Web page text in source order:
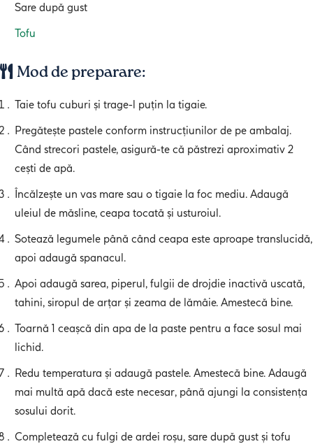
Sare după gust
Tofu
Mod de preparare:
Taie tofu cuburi și trage-l puțin la tigaie.
Pregătește pastele conform instrucțiunilor de pe ambalaj.
Când strecori pastele, asigură-te că păstrezi aproximativ 2
cești de apă.
Încălzește un vas mare sau o tigaie la foc mediu. Adaugă
uleiul de măsline, ceapa tocată și usturoiul.
Sotează legumele până când ceapa este aproape translucidă,
apoi adaugă spanacul.
Apoi adaugă sarea, piperul, fulgii de drojdie inactivă uscată,
tahini, siropul de arțar și zeama de lămâie. Amestecă bine.
Toarnă 1 ceașcă din apa de la paste pentru a face sosul mai
lichid.
Redu temperatura și adaugă pastele. Amestecă bine. Adaugă
mai multă apă dacă este necesar, până ajungi la consistența
sosului dorit.
Completează cu fulgi de ardei roșu, sare după gust și tofu